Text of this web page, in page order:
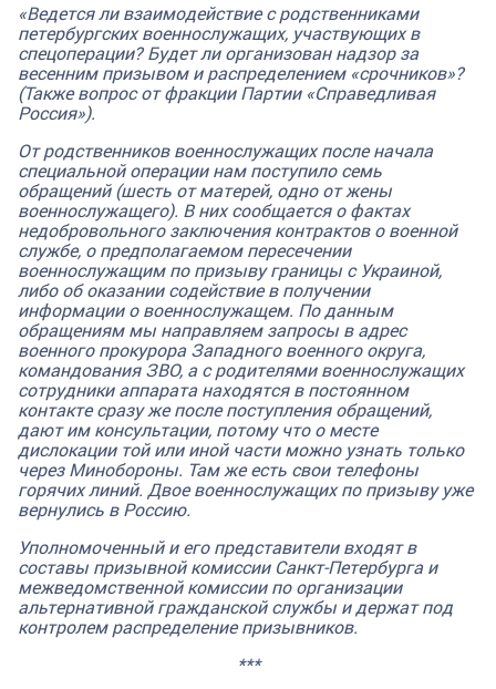
«Ведется ли взаимодействие с родственниками
петербургских военнослужащих, участвующих в
спецоперации? Будет ли организован надзор за
весенним призывом и распределением «срочников»?
(Также вопрос от фракции Партии «Справедливая
Россия»).
От родственников военнослужащих после начала
специальной операции нам поступило семь
обращений (шесть от матерей, одно от жены
военнослужащего). В них сообщается о фактах
недобровольного заключения контрактов о военной
службе, о предполагаемом пересечении
военнослужащим по призыву границы с Украиной,
либо об оказании содействие в получении
информации о военнослужащем. По данным
обращениям мы направляем запросы в адрес
военного прокурора Западного военного округа,
командования ЗВО, а с родителями военнослужащих
сотрудники аппарата находятся в постоянном
контакте сразу же после поступления обращений,
дают им консультации, потому что о месте
дислокации той или иной части можно узнать только
через Минобороны. Там же есть свои телефоны
горячих линий. Двое военнослужащих по призыву уже
вернулись в Россию.
Уполномоченный и его представители входят в
составы призывной комиссии Санкт-Петербурга и
межведомственной комиссии по организации
альтернативной гражданской службы и держат под
контролем распределение призывников.
***